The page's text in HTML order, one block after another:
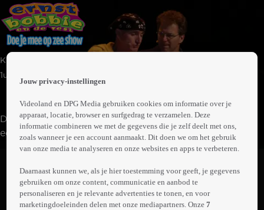
Kids | Avontuur | Komedie
1uur31min
Door een ongelukkig toeval komen Ernst en Bobbie op
een groot cruiseschip terecht. De kapitein lijkt
verdwenen te zijn en Ernst en Bobbie gaan natuurlijk
dat er een boef is. Ze moeten naar een bountyeiland toe
waar de kapitein zich bevindt.
Abonneren op Videoland
Meer
info
Jouw privacy-instellingen
Videoland en DPG Media gebruiken cookies om informatie over je
apparaat, locatie, browser en surfgedrag te verzamelen. Deze
informatie combineren we met de gegevens die je zelf deelt met ons,
zoals wanneer je een account aanmaakt. Dit doen we om het gebruik
van onze media te analyseren en onze websites en apps te verbeteren.
Daarnaast kunnen we, als je hier toestemming voor geeft, je gegevens
gebruiken om onze content, communicatie en aanbod te
personaliseren en je relevante advertenties te tonen, en voor
marketingdoeleinden delen met onze mediapartners. Onze7